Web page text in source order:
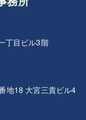
丁目ビル3階
地18 大宮三貴ビル4